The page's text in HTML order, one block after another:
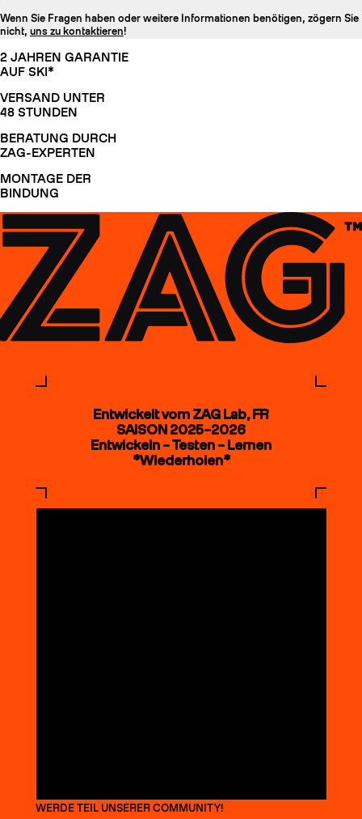
Wenn Sie Fragen haben oder weitere Informationen benötigen, zögern Sie
nicht, uns zu kontaktieren!
2 JAHREN GARANTIE
AUF SKI*
VERSAND UNTER
48 STUNDEN
BERATUNG DURCH
ZAG-EXPERTEN
MONTAGE DER
BINDUNG
Entwickelt vom ZAG Lab, FR
SAISON 2025–2026
Entwickeln – Testen – Lernen
*Wiederholen*
WERDE TEIL UNSERER COMMUNITY!